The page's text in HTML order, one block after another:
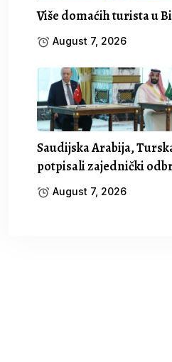
Više domaćih turista u
August 7, 2026
Saudijska Arabija,
potpisali zajednički
August 7, 2026